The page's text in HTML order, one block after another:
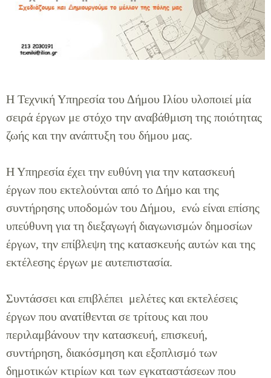
Η Τεχνική Υπηρεσία του Δήμου Ιλίου υλοποιεί μία
σειρά έργων με στόχο την αναβάθμιση της ποιότητας
ζωής και την ανάπτυξη του δήμου μας.
Η Υπηρεσία έχει την ευθύνη για την κατασκευή
έργων που εκτελούνται από το Δήμο και της
συντήρησης υποδομών του Δήμου, ενώ είναι επίσης
υπεύθυνη για τη διεξαγωγή διαγωνισμών δημοσίων
έργων, την επίβλεψη της κατασκευής αυτών και της
εκτέλεσης έργων με αυτεπιστασία.
Συντάσσει και επιβλέπει μελέτες και εκτελέσεις
έργων που ανατίθενται σε τρίτους και που
περιλαμβάνουν την κατασκευή, επισκευή,
συντήρηση, διακόσμηση και εξοπλισμό των
δημοτικών κτιρίων και των εγκαταστάσεων που